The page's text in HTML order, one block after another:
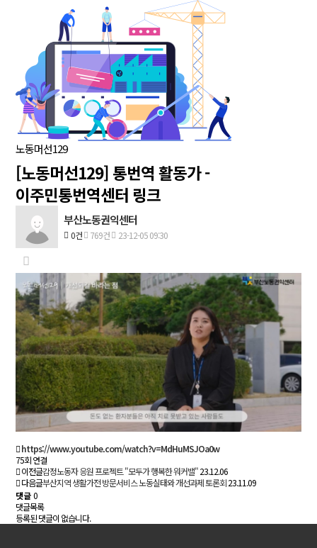
노동머선129
[노동머선129] 통번역 활동가 -
이주민통번역센터 링크
부산노동권익센터
0건 769건 23-12-05 09:30
https://www.youtube.com/watch?v=MdHuMSJOa0w
75회 연결
이전글감정노동자 응원 프로젝트 "모두가 행복한 워커밸"23.12.06
다음글부산지역 생활가전 방문서비스 노동실태와 개선과제 토론회23.11.09
댓글0
댓글목록
등록된 댓글이 없습니다.